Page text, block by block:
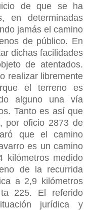
de que se ha
en determinadas
jamás el camino
de público. En
dichas facilidades
de atentados.
realizar libremente
el terreno es
alguno una vía
Tanto es así que
por oficio 2873 de
que el camino
es un camino
kilómetros medido
de la recurrida
a 2,9 kilómetros
225. El referido
jurídica y